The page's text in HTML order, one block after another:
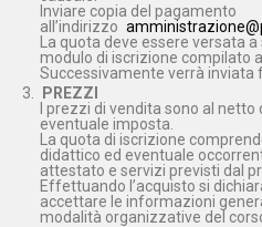
Inviare copia del pagamento
all’indirizzo
La quota deve essere versata a
modulo di iscrizione compilato
Successivamente verrà inviata
PREZZI
I prezzi di vendita sono al netto
eventuale imposta.
La quota di iscrizione
didattico ed eventuale
attestato e servizi previsti dal
Effettuando l’acquisto si
accettare le informazioni
modalità organizzative del